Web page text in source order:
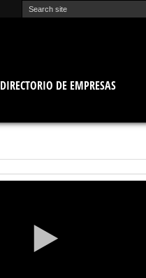
DIRECTORIO DE EMPRESAS